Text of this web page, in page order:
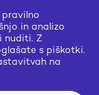
in analizo
nuditi. Z
s piškotki.
na